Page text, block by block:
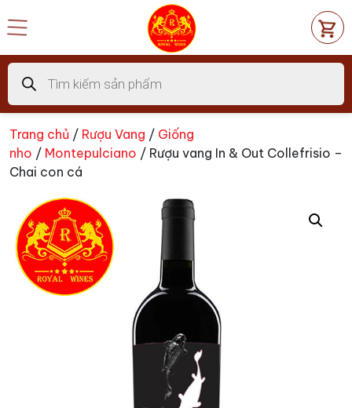
đến
dung
Tìm
kiếm
sản
phẩm
Trang chủ / Rượu Vang / Giống
nho / Montepulciano / Rượu vang In & Out Collefrisio –
Chai con cá